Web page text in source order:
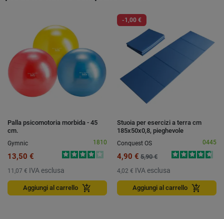
Palla psicomotoria morbida - 45
cm.
Gymnic
1810
13,50 €
11,07 € IVA esclusa
Aggiungi al carrello add_shopping_cart
-1,00 €
Stuoia per esercizi a terra cm
185x50x0,8, pieghevole
Conquest OS
0445
4,90 € 5,90 €
4,02 € IVA esclusa
Aggiungi al carrello add_shopping_cart